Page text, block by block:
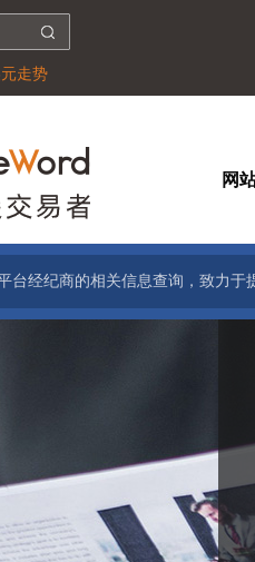
走势
网
台经纪商的相关信息查询，致力